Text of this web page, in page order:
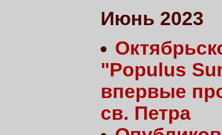
Июнь 2023
"Populus
впервые
св. Петра